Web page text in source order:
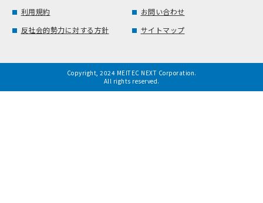
利用規約
お問い合わせ
反社会的勢力に対する方針
サイトマップ
Copyright, 2024 MEITEC NEXT Corporation.
All rights reserved.